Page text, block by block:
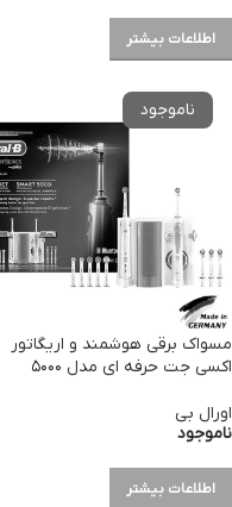
اطلاعات بیشتر
مسواک برقی هوشمند و اریگاتور
اکسی جت حرفه ای مدل ۵۰۰۰
اورال بی
ناموجود
اطلاعات بیشتر